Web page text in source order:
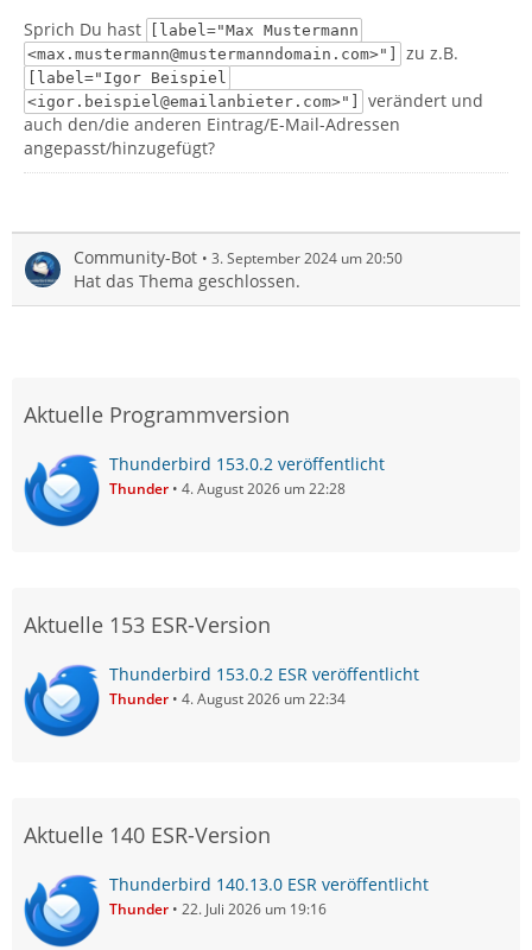
Sprich Du hast
[label="Max Mustermann
<max.mustermann@mustermanndomain.com>"]
zu z.B.
[label="Igor Beispiel
<igor.beispiel@emailanbieter.com>"]
verändert und
auch den/die anderen Eintrag/E-Mail-Adressen
angepasst/hinzugefügt?
Community-Bot 3. September 2024 um 20:50
Hat das Thema geschlossen.
Aktuelle Programmversion
Thunderbird 153.0.2 veröffentlicht
Thunder 4. August 2026 um 22:28
Aktuelle 153 ESR-Version
Thunderbird 153.0.2 ESR veröffentlicht
Thunder 4. August 2026 um 22:34
Aktuelle 140 ESR-Version
Thunderbird 140.13.0 ESR veröffentlicht
Thunder 22. Juli 2026 um 19:16